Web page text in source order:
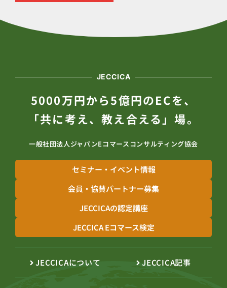
JECCICA
5000万円から5億円のECを、
「共に考え、教え合える」場。
一般社団法人ジャパンEコマースコンサルティング協会
セミナー・イベント情報
会員・協賛パートナー募集
JECCICAの認定講座
JECCICA Eコマース検定
JECCICAについて JECCICA記事